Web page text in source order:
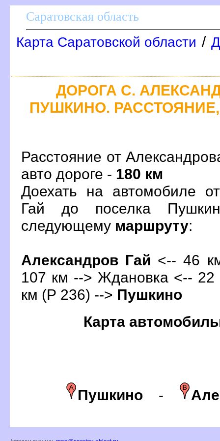
Саратовская область
Карта Саратовской области /
ДОРОГА С.
ПУШКИНО.
Расстояние от
авто дороге - 180 км
Доехать на автомобиле
Гай до поселка
следующему маршруту:
Александров Гай <-- 46
107 км --> Ждановка <--
км (Р 236) --> Пушкино
Карта
Пушкино-